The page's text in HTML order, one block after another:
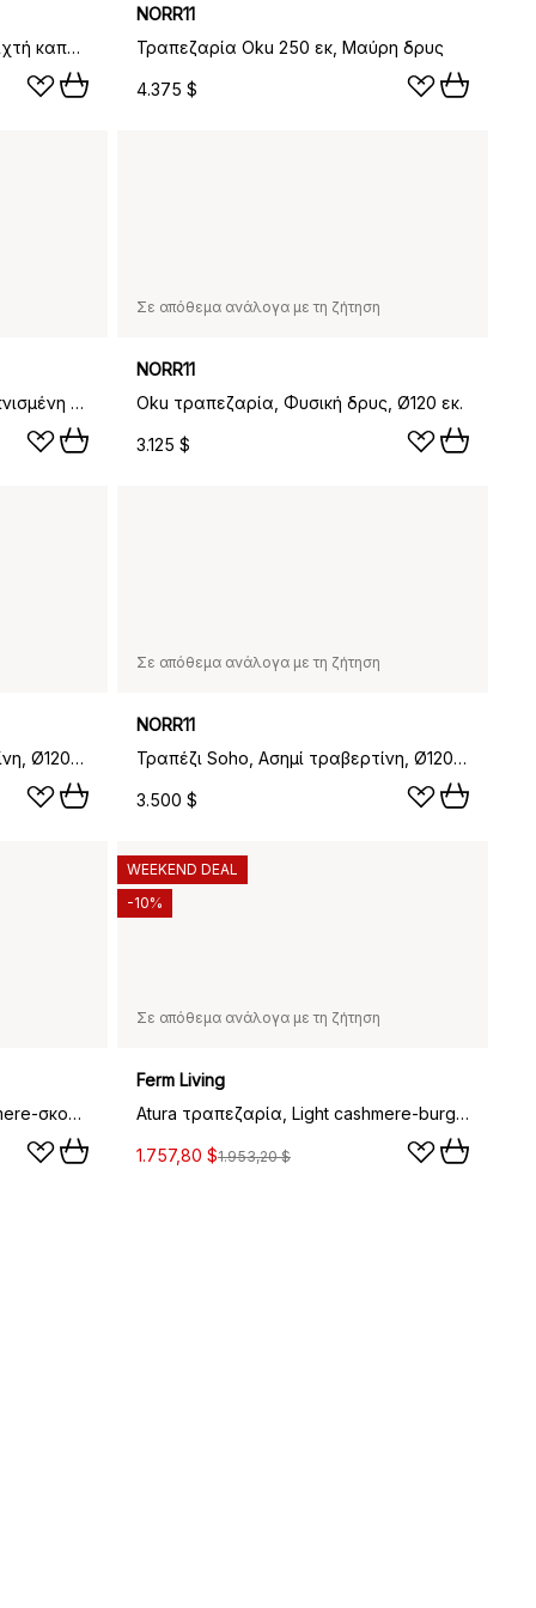
Oku τραπεζαρία 200 cm, Ανοιχτή καπνισμένη δρυς
NORR11
Τραπεζαρία Oku 250 εκ, Μαύρη δρυς
4.375 $
Oku τραπεζαρία, Σκούρα καπνισμένη δρυς, Ø120 εκ.
Σε απόθεμα ανάλογα με τη ζήτηση
NORR11
Oku τραπεζαρία, Φυσική δρυς, Ø120 εκ.
3.125 $
Τραπέζι Soho, Μπεζ τραβερτίνη, Ø120x72 εκ.
Σε απόθεμα ανάλογα με τη ζήτηση
NORR11
Τραπέζι Soho, Ασημί τραβερτίνη, Ø120x72 εκ.
3.500 $
Atura τραπεζαρία, Light cashmere-σκούρα βαμμένη δρυς, 90x200 εκ.
Σε απόθεμα ανάλογα με τη ζήτηση
Ferm Living
Atura τραπεζαρία, Light cashmere-burgundy, 90x200 εκ.
1.757,80 $1.953,20 $
WEEKEND DEAL
-10%